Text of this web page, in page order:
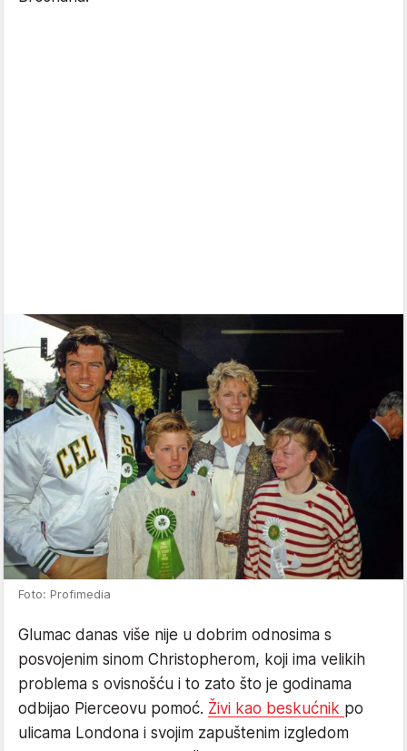
Foto: Profimedia
Glumac danas više nije u dobrim odnosima s
posvojenim sinom Christopherom, koji ima velikih
problema s ovisnošću i to zato što je godinama
odbijao Pierceovu pomoć. Živi kao beskućnik po
ulicama Londona i svojim zapuštenim izgledom